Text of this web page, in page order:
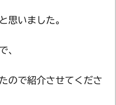
思いました。
、
ので紹介させてくださ